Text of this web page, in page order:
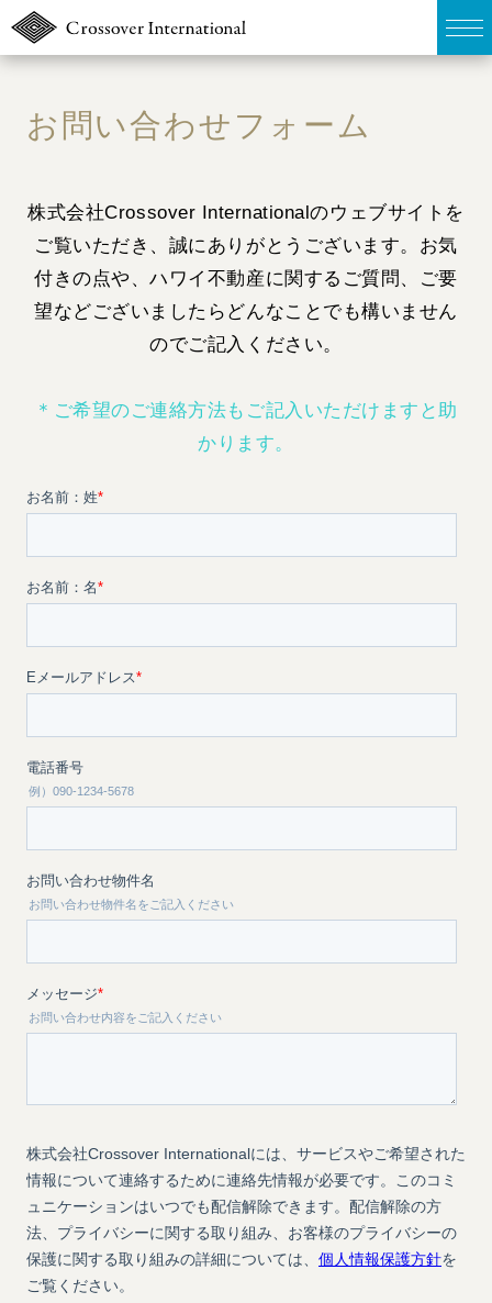
TOP
無料簡易査定
ウェブマガジン
お問い合わせ
03-6822-3235
お問い合わせフォーム
株式会社Crossover Internationalのウェブサイトを
ご覧いただき、誠にありがとうございます。お気
付きの点や、ハワイ不動産に関するご質問、ご要
望などございましたらどんなことでも構いません
のでご記入ください。
＊ご希望のご連絡方法もご記入いただけますと助
かります。